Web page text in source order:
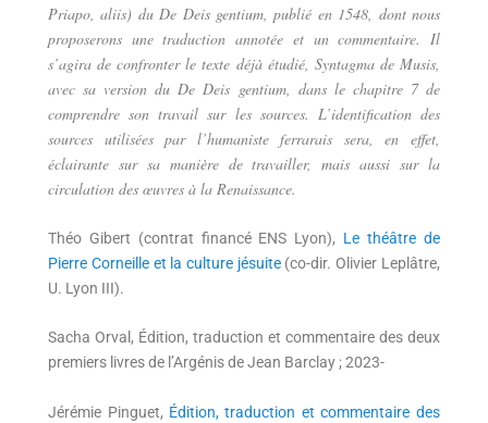
Priapo, aliis) du De Deis gentium, publié en 1548, dont nous
proposerons une traduction annotée et un commentaire. Il
s’agira de confronter le texte déjà étudié, Syntagma de Musis,
avec sa version du De Deis gentium, dans le chapitre 7 de
comprendre son travail sur les sources. L’identification des
sources utilisées par l’humaniste ferrarais sera, en effet,
éclairante sur sa manière de travailler, mais aussi sur la
circulation des œuvres à la Renaissance.
Théo Gibert (contrat financé ENS Lyon), Le théâtre de
Pierre Corneille et la culture jésuite(co-dir. Olivier Leplâtre,
U. Lyon III).
Sacha Orval, Édition, traduction et commentaire des deux
premiers livres de l’Argénis de Jean Barclay ; 2023-
Jérémie Pinguet, Édition, traduction et commentaire des